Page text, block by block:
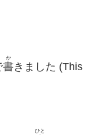
書
か
きました (This
ひと